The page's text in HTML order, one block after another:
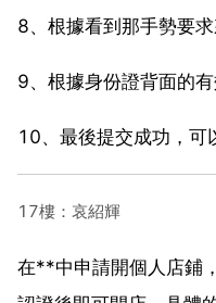
8、根據看到那手勢要求
9、根據身份證背面的有
10、最後提交成功，可
17樓：哀紹輝
在**中申請開個人店鋪